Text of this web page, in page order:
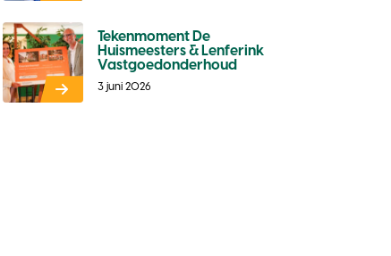
Tekenmoment De
Huismeesters & Lenferink
Vastgoedonderhoud
3 juni 2026